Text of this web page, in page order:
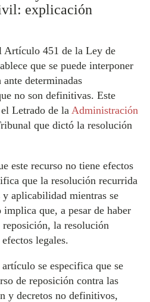
explicación
Artículo 451 de la Ley de
que se puede interponer
determinadas
no son definitivas. Este
Letrado de la Administración
que dictó la resolución
este recurso no tiene efectos
que la resolución recurrida
aplicabilidad mientras se
que, a pesar de haber
reposición, la resolución
legales.
se especifica que se
de reposición contra las
y decretos no definitivos,